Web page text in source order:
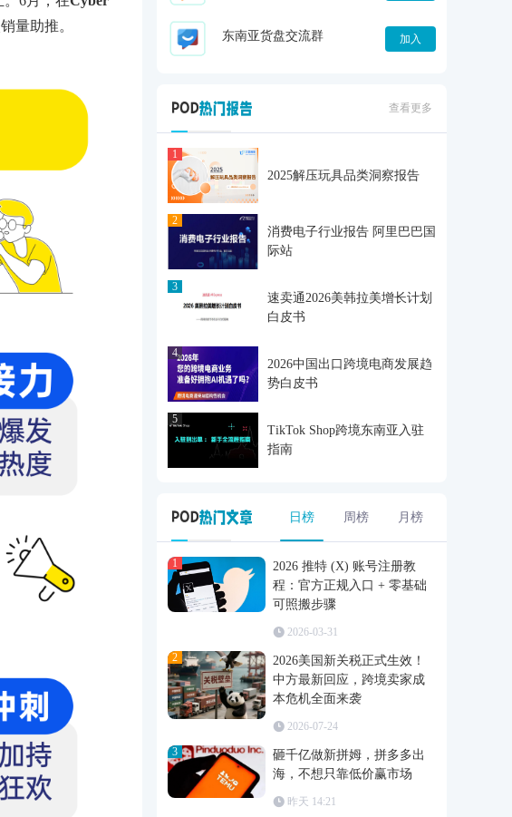
量助推。
东南亚货盘交流群 加入
查看更多
1
2025解压玩具品类洞察报告
2
消费电子行业报告 阿里巴巴国
际站
3
速卖通2026美韩拉美增长计划
白皮书
4
2026中国出口跨境电商发展趋
势白皮书
5
TikTok Shop跨境东南亚入驻
指南
日榜 周榜 月榜
1
2026 推特 (X) 账号注册教
程：官方正规入口 + 零基础
可照搬步骤
2026-03-31
2
2026美国新关税正式生效！
中方最新回应，跨境卖家成
本危机全面来袭
2026-07-24
3
砸千亿做新拼姆，拼多多出
海，不想只靠低价赢市场
昨天 14:21